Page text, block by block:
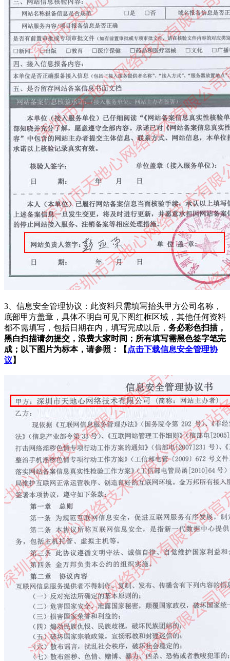
3、信息安全管理协议：此资料只需填写抬头甲方公司名称，
底部甲方盖章，具体不明白可见下图红框区域，其他任何资料
都不需填写，包括日期在内，填写完成以后， 务必彩色扫描，
黑白扫描请勿提交，浪费大家时间；所有填写需黑色签字笔完
成；以下图片为标本，请参照：【 点击下载信息安全管理协
议 】